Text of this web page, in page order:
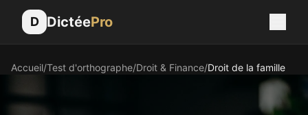
D DictéePro
Accueil/Test d'orthographe/Droit & Finance/Droit de la famille